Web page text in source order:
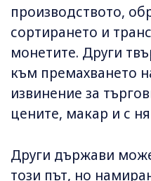
производството,
сортирането и
монетите. Други
към премахването
извинение за
цените, макар и с
Други държави
този път, но